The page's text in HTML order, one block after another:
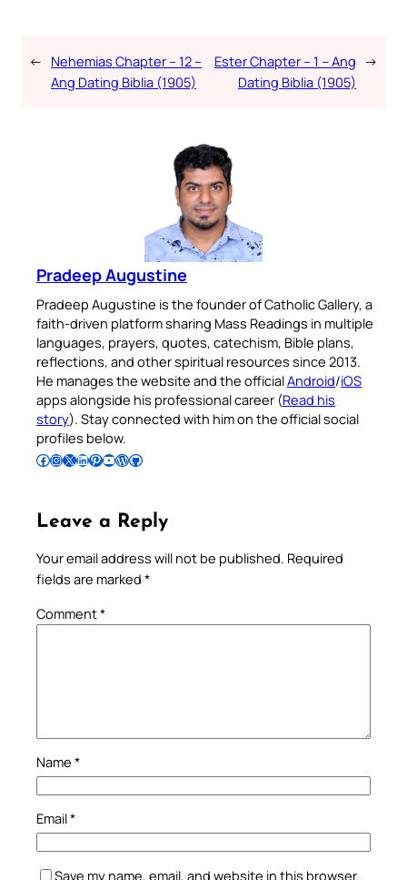
← Nehemias Chapter – 12 –
Ang Dating Biblia (1905)
Ester Chapter – 1 – Ang
Dating Biblia (1905)
→
Pradeep Augustine
Pradeep Augustine is the founder of Catholic Gallery, a
faith-driven platform sharing Mass Readings in multiple
languages, prayers, quotes, catechism, Bible plans,
reflections, and other spiritual resources since 2013.
He manages the website and the officialAndroid/iOS
apps alongside his professional career (Read his
story). Stay connected with him on the official social
profiles below.
Follow Pradeep on Facebook Follow Pradeep on InstagramFollow Pradeep on X Follow Pradeep on LinkedIn Follow Pradeep on Pinterest Subscribe to Pradeep’s Youtube Channel Follow Pradeep on WordPress Follow Pradeep on GitHub
Leave a Reply
Your email address will not be published. Required
fields are marked *
Comment*
Name *
Email*
Save my name, email, and website in this browser